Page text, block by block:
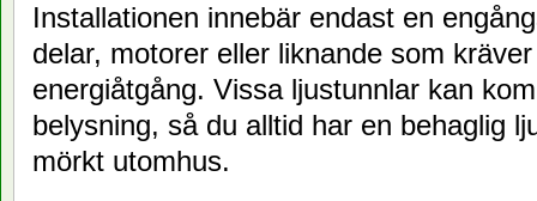
Installationen innebär endast en
delar, motorer eller liknande som
energiåtgång. Vissa ljustunnlar kan
belysning, så du alltid har en behaglig
mörkt utomhus.